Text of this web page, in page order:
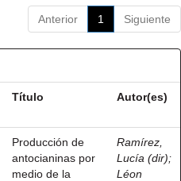
Anterior 1 Siguiente
Título Autor(es)
Producción de
antocianinas por
medio de la
Ramírez,
Lucía (dir);
Léon